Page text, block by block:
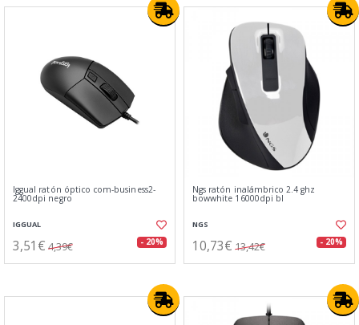
Iggual ratón óptico com-business2-
2400dpi negro
IGGUAL
3,51€ 4,39€ - 20%
Ngs ratón inalámbrico 2.4 ghz
bowwhite 16000dpi bl
NGS
10,73€ 13,42€ - 20%